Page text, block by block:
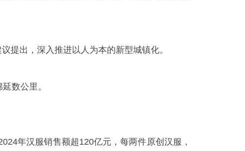
提出，深入推进以人为本的新型城镇化。
数公里。
年汉服销售额超120亿元，每两件原创汉服，